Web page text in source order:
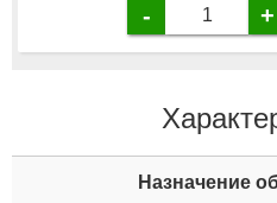
- +
Назначение